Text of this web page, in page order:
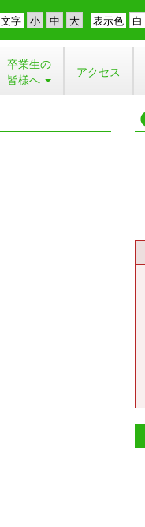
表示色
文字
卒業生の
皆様へ
アクセス